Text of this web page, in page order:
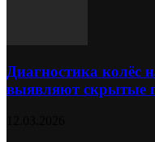
Диагностика колёс
выявляют скрытые